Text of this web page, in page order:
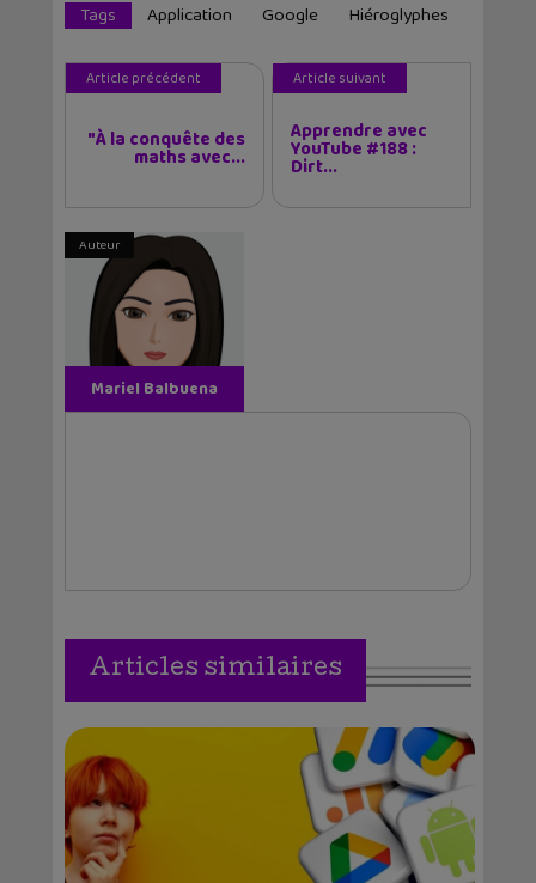
Tags Application Google Hiéroglyphes
Article précédent
"À la conquête des
maths avec...
Article suivant
Apprendre avec
YouTube #188 :
Dirt...
Auteur
Mariel Balbuena
Articles similaires